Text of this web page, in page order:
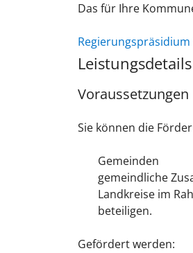
Das für Ihre
Leistungsdetails
Voraussetzungen
Sie können die
Gemeinden
gemeindliche
Landkreise im
beteiligen.
Gefördert werden: